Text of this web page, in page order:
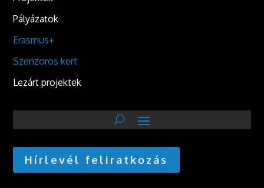
Pályázatok
Erasmus+
Szenzoros kert
Lezárt projektek
Hírlevél feliratkozás